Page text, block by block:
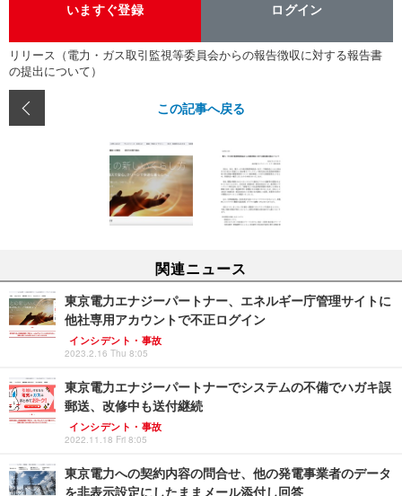
いますぐ登録 ログイン
リリース（電力・ガス取引監視等委員会からの報告徴収に対する報告書
の提出について）
この記事へ戻る
関連ニュース
東京電力エナジーパートナー、エネルギー庁管理サイトに
他社専用アカウントで不正ログイン
インシデント・事故
2023.2.16 Thu 8:05
東京電力エナジーパートナーでシステムの不備でハガキ誤
郵送、改修中も送付継続
インシデント・事故
2022.11.18 Fri 8:05
東京電力への契約内容の問合せ、他の発電事業者のデータ
を非表示設定にしたままメール添付し回答